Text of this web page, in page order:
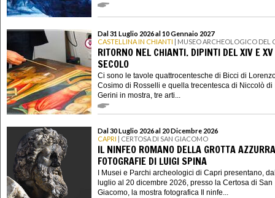
Dal 31 Luglio 2026 al 10 Gennaio 2027
CASTELLINA IN CHIANTI | MUSEO ARCHEOLOGICO DEL
RITORNO NEL CHIANTI. DIPINTI DEL XIV E XV
SECOLO
Ci sono le tavole quattrocentesche di Bicci di
Cosimo di Rosselli e quella trecentesca di Niccolò di
Gerini in mostra, tre arti...
Dal 30 Luglio 2026 al 20 Dicembre 2026
CAPRI | CERTOSA DI SAN GIACOMO
IL NINFEO ROMANO DELLA GROTTA
FOTOGRAFIE DI LUIGI SPINA
I Musei e Parchi archeologici di Capri presentano,
luglio al 20 dicembre 2026, presso la Certosa di San
Giacomo, la mostra fotografica Il ninfe...